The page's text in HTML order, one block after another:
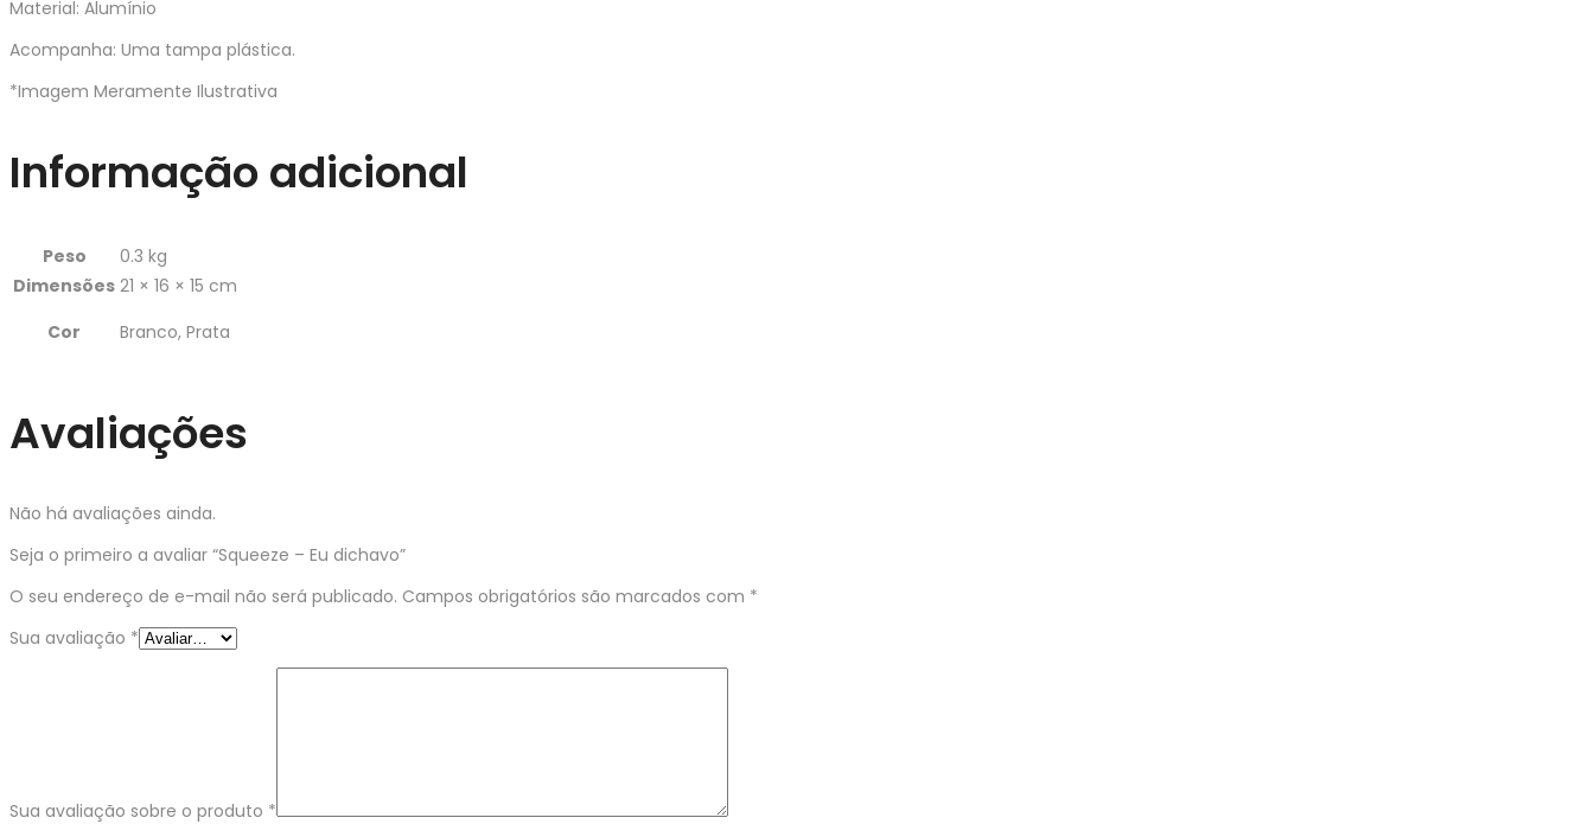
Material: Alumínio
Acompanha: Uma tampa plástica.
*Imagem Meramente Ilustrativa
Informação adicional
Peso
0.3 kg
Dimensões 21 × 16 × 15 cm
Cor
Branco, Prata
Avaliações
Não há avaliações ainda.
Seja o primeiro a avaliar “Squeeze – Eu dichavo”
O seu endereço de e-mail não será publicado. Campos obrigatórios são marcados com *
Sua avaliação *
Sua avaliação sobre o produto *